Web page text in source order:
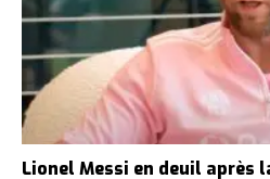
Lionel Messi en deuil après